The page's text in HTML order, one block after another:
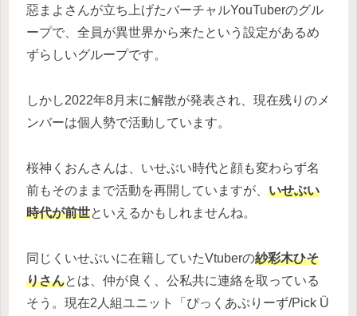
惡まよさんが立ち上げたバーチャルYouTuberのグル
ープで、全員が異世界から来たという設定があるめ
ずらしいグループです。
しかし2022年8月末に解散が発表され、現在残りのメ
ンバーは個人勢で活動しています。
桜神くおんさんは、いせぶい時代と顔も変わらず名
前もそのままで活動を再開していますが、 いせぶい
時代が前世といえるかもしれませんね。
同じくいせぶいに在籍していたVtuberの紗彩木ひそ
りさんとは、仲が良く、公私共に連絡を取っている
そう。現在2人組ユニット「ぴっくあぷりーず/Pick Ü